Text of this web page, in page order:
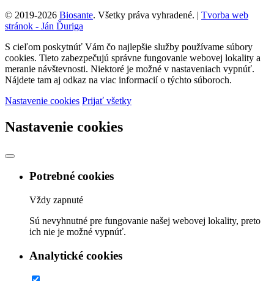
© 2019-2026 Biosante. Všetky práva vyhradené. | Tvorba web
stránok - Ján Ďuriga
S cieľom poskytnúť Vám čo najlepšie služby používame súbory
cookies. Tieto zabezpečujú správne fungovanie webovej lokality a
meranie návštevnosti. Niektoré je možné v nastaveniach vypnúť.
Nájdete tam aj odkaz na viac informacií o týchto súboroch.
Nastavenie cookies Prijať všetky
Nastavenie cookies
Potrebné cookies
Vždy zapnuté
Sú nevyhnutné pre fungovanie našej webovej lokality, preto
ich nie je možné vypnúť.
Analytické cookies